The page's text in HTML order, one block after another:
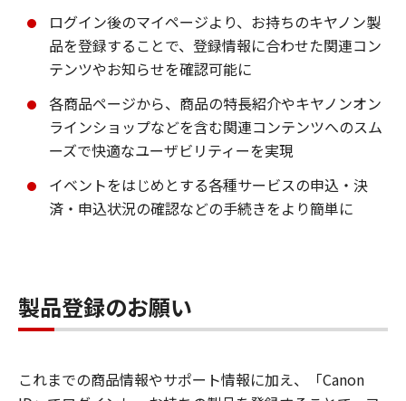
ログイン後のマイページより、お持ちのキヤノン製
品を登録することで、登録情報に合わせた関連コン
テンツやお知らせを確認可能に
各商品ページから、商品の特長紹介やキヤノンオン
ラインショップなどを含む関連コンテンツへのスム
ーズで快適なユーザビリティーを実現
イベントをはじめとする各種サービスの申込・決
済・申込状況の確認などの手続きをより簡単に
製品登録のお願い
これまでの商品情報やサポート情報に加え、「Canon